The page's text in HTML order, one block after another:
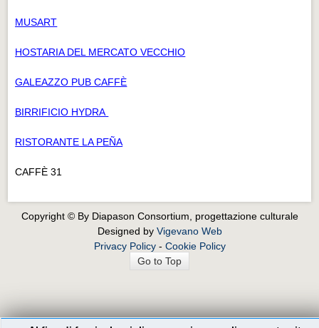
MUSART
HOSTARIA DEL MERCATO VECCHIO
GALEAZZO PUB CAFFÈ
BIRRIFICIO HYDRA
RISTORANTE LA PEÑA
CAFFÈ 31
Copyright © By Diapason Consortium, progettazione culturale
Designed by Vigevano Web
Privacy Policy- Cookie Policy
Go to Top